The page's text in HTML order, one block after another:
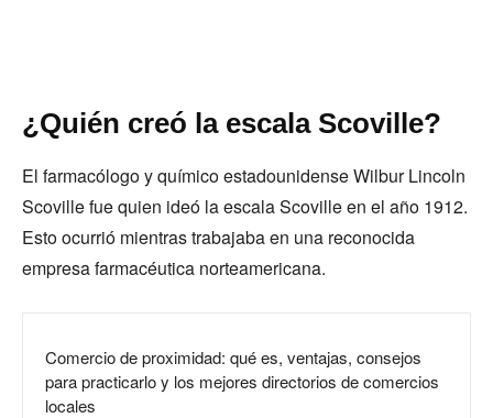
¿Quién creó la escala Scoville?
El farmacólogo y químico estadounidense Wilbur Lincoln
Scoville fue quien ideó la escala Scoville en el año 1912.
Esto ocurrió mientras trabajaba en una reconocida
empresa farmacéutica norteamericana.
Comercio de proximidad: qué es, ventajas, consejos
para practicarlo y los mejores directorios de comercios
locales